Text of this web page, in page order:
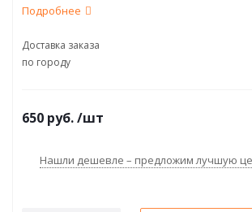
Подробнее
Доставка заказа
по городу
650 руб./шт
Нашли дешевле – предложим лучшую